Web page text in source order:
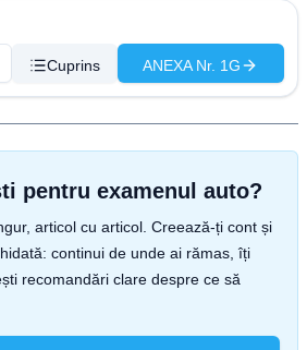
Cuprins ANEXA Nr. 1G
pentru examenul auto?
articol cu articol. Creează-ți cont și
continui de unde ai rămas, îți
recomandări clare despre ce să